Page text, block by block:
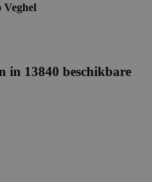
Veghel
in 13840 beschikbare